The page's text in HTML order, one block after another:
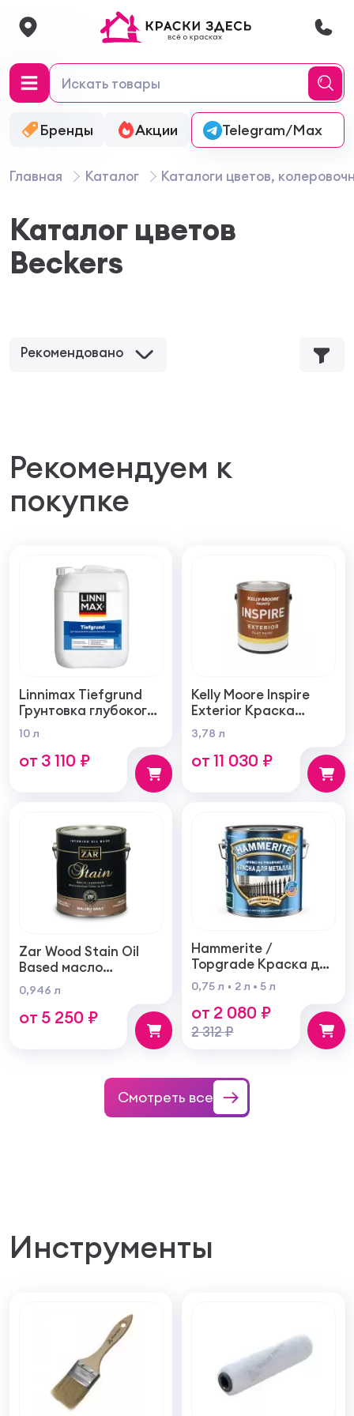
Бренды Акции Онлайн-колеровка
Telegram/Max
Главная Каталог Каталоги цветов,
Каталог цветов
Beckers
Рекомендовано
Рекомендуем к
покупке
Linnimax Tiefgrund
Грунтовка глубокого
проникновения для
внутренних и
наружных работ
10 л
от 3 110 ₽
Kelly Moore Inspire
Exterior Краска
фасадная
самогрунтующаяся
суперукрывистая
3,78 л
от 11 030 ₽
Zar Wood Stain Oil
Based масло
тонирующая по
дереву
0,946 л
от 5 250 ₽
Hammerite /
Topgrade Краска для
металла с
молотковым
эффектом
0,75 л 2 л 5 л
от 2 080 ₽
2 312 ₽
Смотреть все
Инструменты